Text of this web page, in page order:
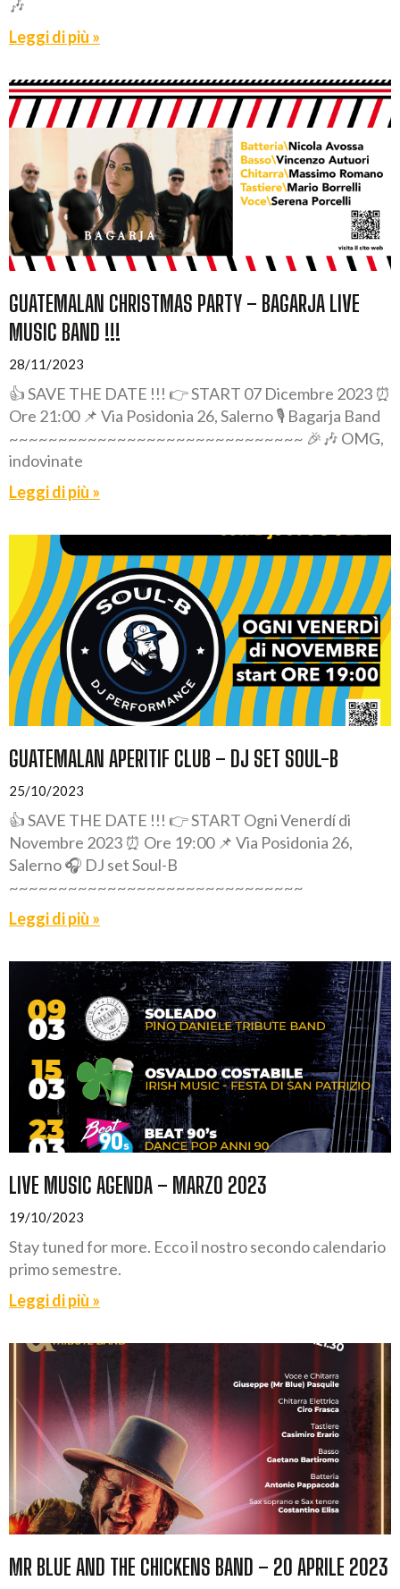
🎶
Leggi di più »
GUATEMALAN CHRISTMAS PARTY – BAGARJA LIVE
MUSIC BAND !!!
28/11/2023
👍 SAVE THE DATE !!! 👉 START 07 Dicembre 2023 ⏰
Ore 21:00 📌 Via Posidonia 26, Salerno 🎙️ Bagarja Band
~~~~~~~~~~~~~~~~~~~~~~~~~~~~~~ 🎉🎶 OMG,
indovinate
Leggi di più »
GUATEMALAN APERITIF CLUB – DJ SET SOUL-B
25/10/2023
👍 SAVE THE DATE !!! 👉 START Ogni Venerdí di
Novembre 2023 ⏰ Ore 19:00 📌 Via Posidonia 26,
Salerno 🎧 DJ set Soul-B
~~~~~~~~~~~~~~~~~~~~~~~~~~~~~~
Leggi di più »
LIVE MUSIC AGENDA – MARZO 2023
19/10/2023
Stay tuned for more. Ecco il nostro secondo calendario
primo semestre.
Leggi di più »
MR BLUE AND THE CHICKENS BAND – 20 APRILE 2023